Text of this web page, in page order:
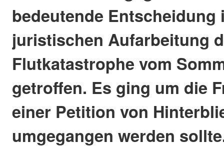
bedeutende Entscheidung
juristischen Aufarbeitung
Flutkatastrophe vom
getroffen. Es ging um die
einer Petition von
umgegangen werden